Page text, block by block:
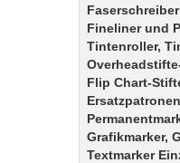
Fineliner und
Tintenroller,
Flip Chart-
Grafikmarker,
Textmarker